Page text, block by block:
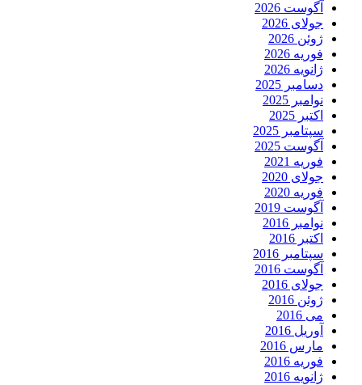
آگوست 2026
جولای 2026
ژوئن 2026
فوریه 2026
ژانویه 2026
دسامبر 2025
نوامبر 2025
اکتبر 2025
سپتامبر 2025
آگوست 2025
فوریه 2021
جولای 2020
فوریه 2020
آگوست 2019
نوامبر 2016
اکتبر 2016
سپتامبر 2016
آگوست 2016
جولای 2016
ژوئن 2016
می 2016
آوریل 2016
مارس 2016
فوریه 2016
ژانویه 2016